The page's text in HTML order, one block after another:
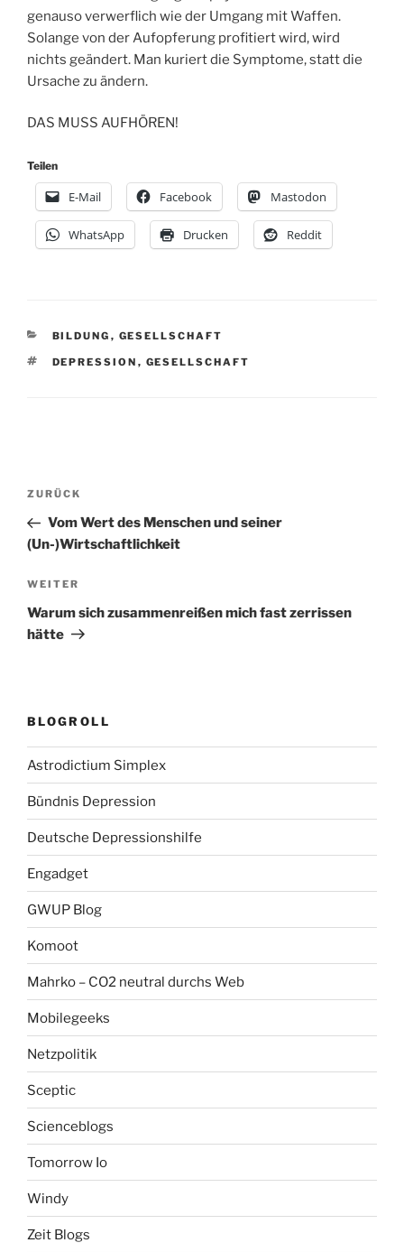
genauso verwerflich wie der Umgang mit Waffen.
Solange von der Aufopferung profitiert wird, wird
nichts geändert. Man kuriert die Symptome, statt die
Ursache zu ändern.
DAS MUSS AUFHÖREN!
Teilen
E-Mail Facebook Mastodon
WhatsApp Drucken Reddit
KATEGORIEN
BILDUNG , GESELLSCHAFT
SCHLAGWÖRTER
DEPRESSION , GESELLSCHAFT
Beitragsnavigation
Vorheriger
Beitrag
ZURÜCK
Vom Wert des Menschen und seiner
(Un-)Wirtschaftlichkeit
Nächster
Beitrag
WEITER
Warum sich zusammenreißen mich fast zerrissen
hätte
BLOGROLL
Astrodictium Simplex
Bündnis Depression
Deutsche Depressionshilfe
Engadget
GWUP Blog
Komoot
Mahrko – CO2 neutral durchs Web
Mobilegeeks
Netzpolitik
Sceptic
Scienceblogs
Tomorrow Io
Windy
Zeit Blogs